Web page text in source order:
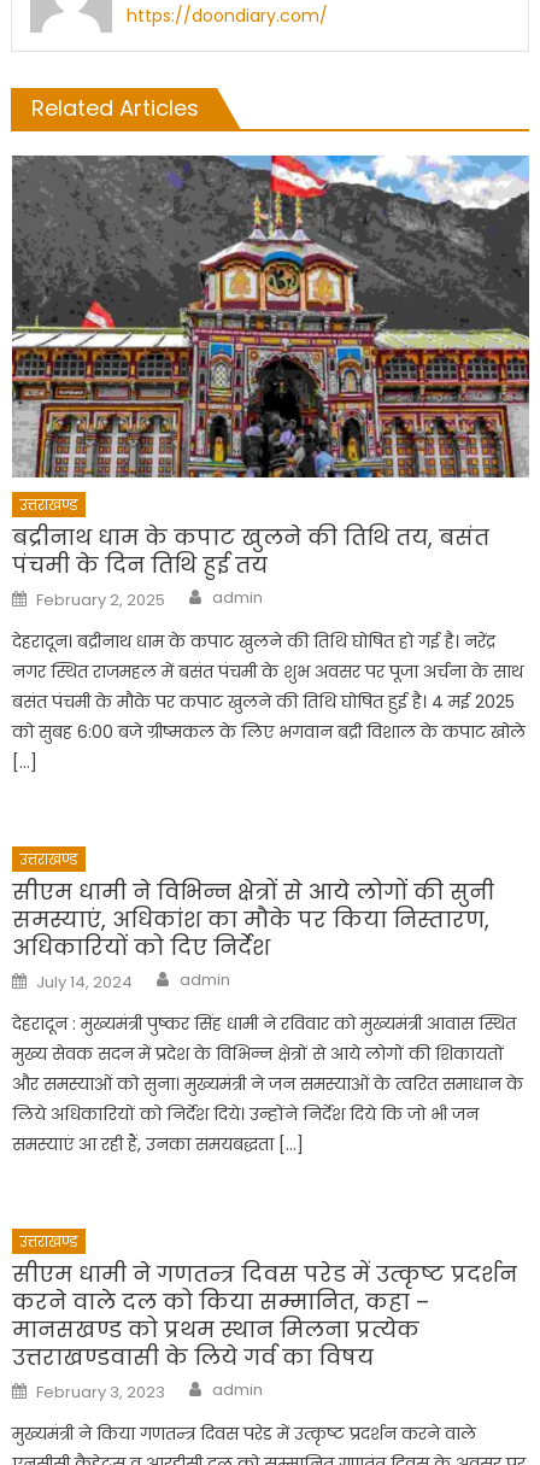
https://doondiary.com/
Related Articles
उत्तराखण्ड
बद्रीनाथ धाम के कपाट खुलने की तिथि तय, बसंत
पंचमी के दिन तिथि हुई तय
Posted
on
February 2, 2025 Author
admin
देहरादून। बद्रीनाथ धाम के कपाट खुलने की तिथि घोषित हो गई है। नरेंद्र
नगर स्थित राजमहल में बसंत पंचमी के शुभ अवसर पर पूजा अर्चना के साथ
बसंत पंचमी के मौके पर कपाट खुलने की तिथि घोषित हुई है। 4 मई 2025
को सुबह 6:00 बजे ग्रीष्मकल के लिए भगवान बद्री विशाल के कपाट खोले
[…]
उत्तराखण्ड
सीएम धामी ने विभिन्न क्षेत्रों से आये लोगों की सुनी
समस्याएं, अधिकांश का मौके पर किया निस्तारण,
अधिकारियों को दिए निर्देश
Posted
on
July 14, 2024 Author
admin
देहरादून : मुख्यमंत्री पुष्कर सिंह धामी ने रविवार को मुख्यमंत्री आवास स्थित
मुख्य सेवक सदन में प्रदेश के विभिन्न क्षेत्रों से आये लोगों की शिकायतों
और समस्याओं को सुना। मुख्यमंत्री ने जन समस्याओं के त्वरित समाधान के
लिये अधिकारियों को निर्देश दिये। उन्होंने निर्देश दिये कि जो भी जन
समस्याएं आ रही हैं, उनका समयबद्धता […]
उत्तराखण्ड
सीएम धामी ने गणतन्त्र दिवस परेड में उत्कृष्ट प्रदर्शन
करने वाले दल को किया सम्मानित, कहा –
मानसखण्ड को प्रथम स्थान मिलना प्रत्येक
उत्तराखण्डवासी के लिये गर्व का विषय
Posted
on
February 3, 2023 Author
admin
मुख्यमंत्री ने किया गणतन्त्र दिवस परेड में उत्कृष्ट प्रदर्शन करने वाले